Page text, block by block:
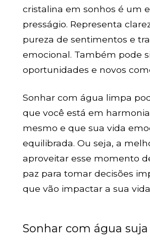
cristalina em sonhos é um
presságio. Representa
pureza de sentimentos e
emocional. Também pode
oportunidades e novos
Sonhar com água limpa
que você está em
mesmo e que sua vida
equilibrada. Ou seja, a
aproveitar esse momento
paz para tomar decisões
que vão impactar a sua
Sonhar com água suja